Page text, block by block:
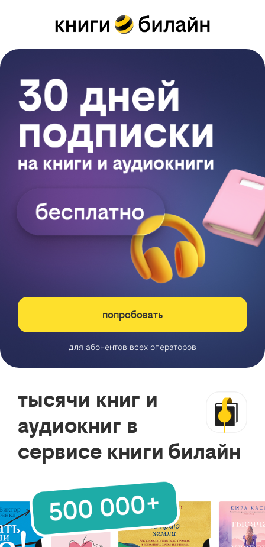
попробовать
для абонентов всех операторов
тысячи книг и
аудиокниг в
сервисе книги билайн